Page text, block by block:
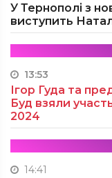
У Тернополі з
виступить
13:53
Ігор Гуда та
Буд взяли
2024
14:41